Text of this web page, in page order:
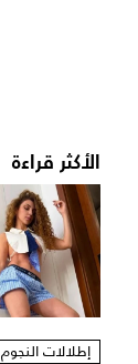
الأكثر قراءة
إطلالات النجوم